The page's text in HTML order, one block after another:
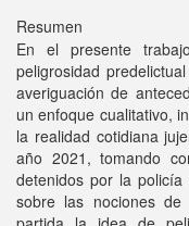
Resumen
En el presente
peligrosidad
averiguación de
un enfoque cualitativo,
la realidad cotidiana
año 2021, tomando
detenidos por la
sobre las nociones de